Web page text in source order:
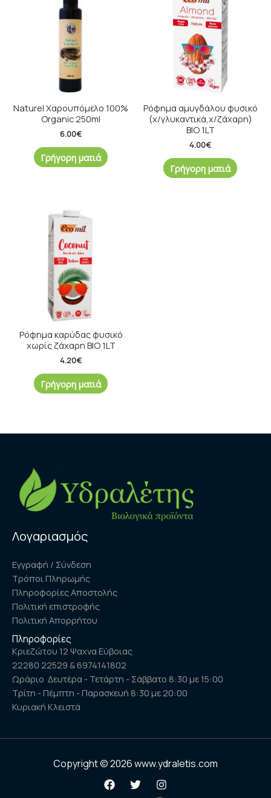
Naturel Χαρουπόμελο 100%
Organic 250ml
6.00€
Γρήγορη ματιά
Ρόφημα αμυγδάλου φυσικό
(χ/γλυκαντικά,χ/ζάχαρη)
ΒΙΟ 1LT
4.00€
Γρήγορη ματιά
Ρόφημα καρύδας φυσικό
χωρίς ζάχαρη BIO 1LT
4.20€
Γρήγορη ματιά
Λογαριασμός
Εγγραφή / Σύνδεση
Τρόποι Πληρωμής
Πληροφορίες Αποστολής
Πολιτική επιστροφής
Πολιτική Απορρήτου
Πληροφορίες
Κριεζώτου 12 Ψαχνα Εύβοιας
22280 22529 & 6974141802
Ωράριο Δευτέρα - Τετάρτη - Σάββατο 8:30 με 15:00
Τρίτη - Πέμπτη - Παρασκευή 8:30 με 20:00
Κυριακή Κλειστά
Copyright © 2026 www.ydraletis.com